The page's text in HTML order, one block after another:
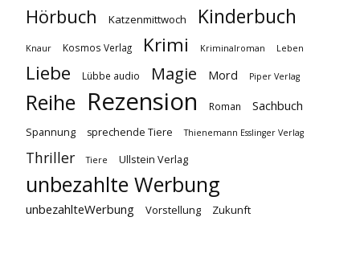
Hörbuch Katzenmittwoch Kinderbuch
Knaur Kosmos Verlag Krimi Kriminalroman Leben
Liebe Lübbe audio Magie Mord Piper Verlag
Reihe Rezension Roman Sachbuch
Spannung sprechende Tiere Thienemann Esslinger Verlag
Thriller Tiere Ullstein Verlag
unbezahlte Werbung
unbezahlteWerbung Vorstellung Zukunft